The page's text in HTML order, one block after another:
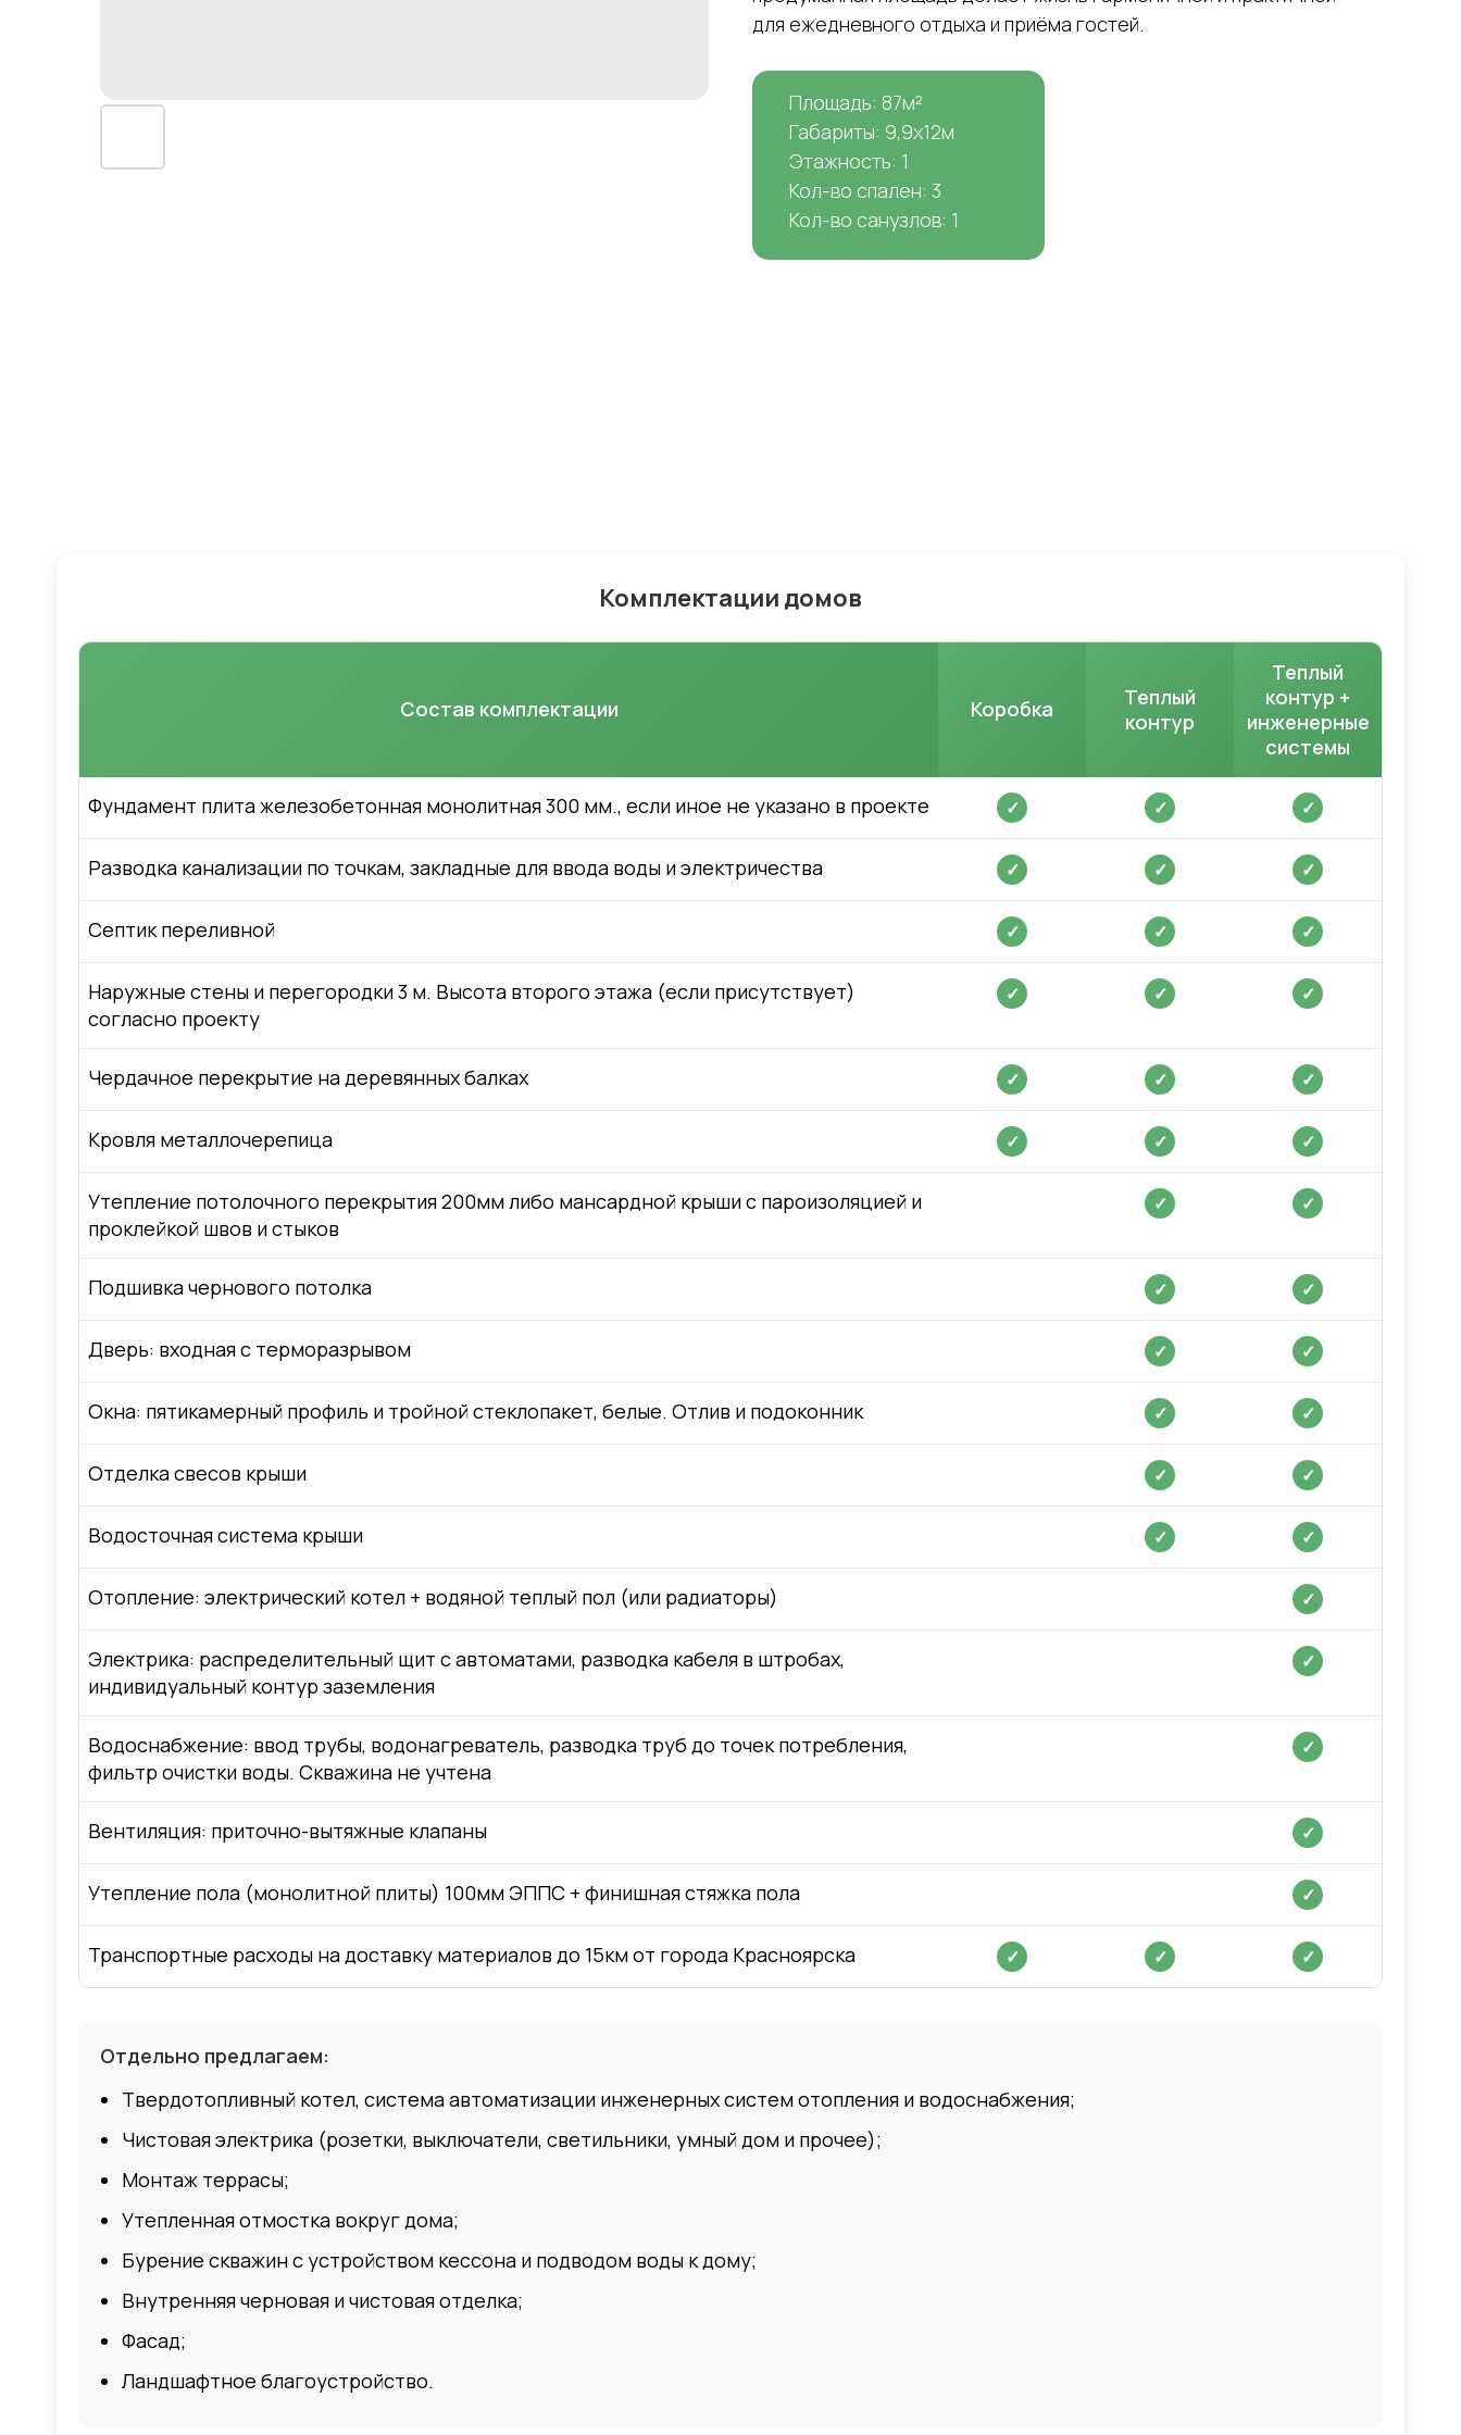
для ежедневного отдыха и приёма гостей.
Площадь: 87м²
Габариты: 9,9х12м
Этажность: 1
Кол-во спален: 3
Кол-во санузлов: 1
Комплектации домов
Состав комплектации Коробка
Теплый
контур
Теплый
контур +
инженерные
системы
Фундамент плита железобетонная монолитная 300 мм., если иное не указано в проекте ✓ ✓ ✓
Разводка канализации по точкам, закладные для ввода воды и электричества ✓ ✓ ✓
Септик переливной ✓ ✓ ✓
Наружные стены и перегородки 3 м. Высота второго этажа (если присутствует)
согласно проекту
✓ ✓ ✓
Чердачное перекрытие на деревянных балках ✓ ✓ ✓
Кровля металлочерепица ✓ ✓ ✓
Утепление потолочного перекрытия 200мм либо мансардной крыши с пароизоляцией и
проклейкой швов и стыков
✓ ✓
Подшивка чернового потолка ✓ ✓
Дверь: входная с терморазрывом ✓ ✓
Окна: пятикамерный профиль и тройной стеклопакет, белые. Отлив и подоконник ✓ ✓
Отделка свесов крыши ✓ ✓
Водосточная система крыши ✓ ✓
Отопление: электрический котел + водяной теплый пол (или радиаторы) ✓
Электрика: распределительный щит с автоматами, разводка кабеля в штробах,
индивидуальный контур заземления
✓
Водоснабжение: ввод трубы, водонагреватель, разводка труб до точек потребления,
фильтр очистки воды. Скважина не учтена
✓
Вентиляция: приточно-вытяжные клапаны ✓
Утепление пола (монолитной плиты) 100мм ЭППС + финишная стяжка пола ✓
Транспортные расходы на доставку материалов до 15км от города Красноярска ✓ ✓ ✓
Отдельно предлагаем:
Твердотопливный котел, система автоматизации инженерных систем отопления и водоснабжения;
Чистовая электрика (розетки, выключатели, светильники, умный дом и прочее);
Монтаж террасы;
Утепленная отмостка вокруг дома;
Бурение скважин с устройством кессона и подводом воды к дому;
Внутренняя черновая и чистовая отделка;
Фасад;
Ландшафтное благоустройство.